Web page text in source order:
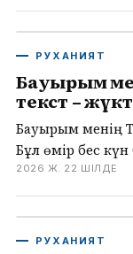
РУХАНИЯТ
Бауырым
текст –
Бауырым менің
Бұл өмір бес
2026 Ж. 22 ШІЛДЕ
РУХАНИЯТ